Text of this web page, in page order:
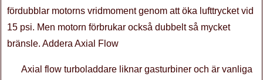
fördubblar motorns vridmoment genom att öka lufttrycket vid
15 psi. Men motorn förbrukar också dubbelt så mycket
bränsle. Addera Axial Flow
Axial flow turboladdare liknar gasturbiner och är vanliga